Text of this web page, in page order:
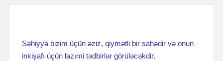
Səhiyyə bizim üçün əziz, qiymətli bir sahədir və onun
inkişafı üçün lazımi tədbirlər görüləcəkdir.